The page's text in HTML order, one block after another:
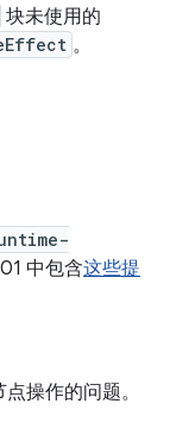
块未使用的
。
中包含这些提
操作的问题。